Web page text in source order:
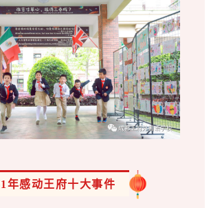
年感动王府十大事件